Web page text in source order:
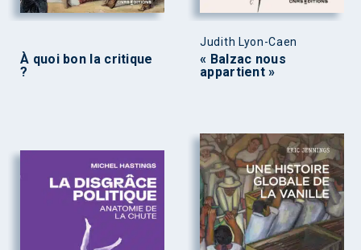
À quoi bon la critique
?
Judith Lyon-Caen
« Balzac nous
appartient »